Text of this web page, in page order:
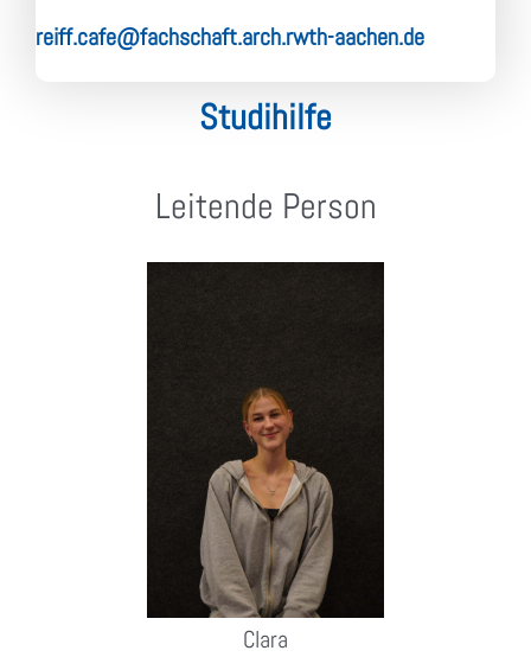
reiff.cafe@fachschaft.arch.rwth-aachen.de
Studihilfe
Leitende Person
Clara